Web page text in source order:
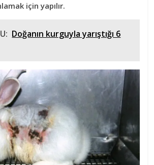
için yapılır.
Doğanın kurguyla yarıştığı 6